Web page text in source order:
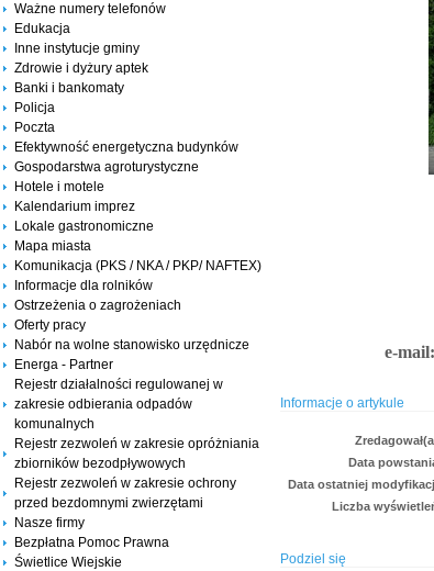
Ważne numery telefonów
Edukacja
Inne instytucje gminy
Zdrowie i dyżury aptek
Banki i bankomaty
Policja
Poczta
Efektywność energetyczna budynków
Gospodarstwa agroturystyczne
Hotele i motele
Kalendarium imprez
Lokale gastronomiczne
Mapa miasta
Komunikacja (PKS / NKA / PKP/ NAFTEX)
Informacje dla rolników
Ostrzeżenia o zagrożeniach
Oferty pracy
Nabór na wolne stanowisko urzędnicze
Energa - Partner
Rejestr działalności regulowanej w
zakresie odbierania odpadów
komunalnych
Rejestr zezwoleń w zakresie opróżniania
zbiorników bezodpływowych
Rejestr zezwoleń w zakresie ochrony
przed bezdomnymi zwierzętami
Nasze firmy
Bezpłatna Pomoc Prawna
Świetlice Wiejskie
e-mail:
Informacje o artykule
Data
Data ostatniej
Liczba
Podziel się